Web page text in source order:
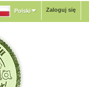
Zaloguj się
Polski